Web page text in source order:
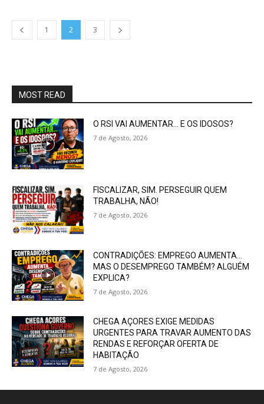
1 2 3
MOST READ
O RSI VAI AUMENTAR… E OS IDOSOS?
7 de Agosto, 2026
FISCALIZAR, SIM. PERSEGUIR QUEM
TRABALHA, NÃO!
7 de Agosto, 2026
CONTRADIÇÕES: EMPREGO AUMENTA…
MAS O DESEMPREGO TAMBÉM? ALGUÉM
EXPLICA?
7 de Agosto, 2026
CHEGA AÇORES EXIGE MEDIDAS
URGENTES PARA TRAVAR AUMENTO DAS
RENDAS E REFORÇAR OFERTA DE
HABITAÇÃO
7 de Agosto, 2026